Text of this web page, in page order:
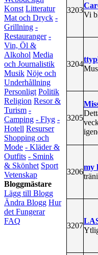
Konst Litteratur
Mat och Dryck -
Grillning -
Restauranger -
Vin, Öl &
Alkohol Media
och Journalistik
Musik Nöje och
Underhållning
Personligt Politik
Religion Resor &
Turism -
Camping - Flyg -
Hotell Resurser
Shopping och
Mode - Kläder &
Outfits - Smink
& Skönhet Sport
Vetenskap
Bloggmästare
Lägg till Blogg
Ändra Blogg Hur
det Fungerar
FAQ
3203
Vi
3204
3205
3206
my
3207